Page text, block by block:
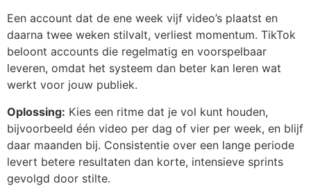
Een account dat de ene week vijf video’s plaatst en
daarna twee weken stilvalt, verliest momentum. TikTok
beloont accounts die regelmatig en voorspelbaar
leveren, omdat het systeem dan beter kan leren wat
werkt voor jouw publiek.
Oplossing: Kies een ritme dat je vol kunt houden,
bijvoorbeeld één video per dag of vier per week, en blijf
daar maanden bij. Consistentie over een lange periode
levert betere resultaten dan korte, intensieve sprints
gevolgd door stilte.